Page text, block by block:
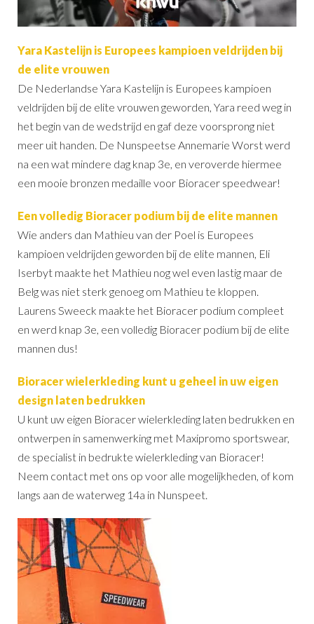
Yara Kastelijn is Europees kampioen veldrijden bij
de elite vrouwen
De Nederlandse Yara Kastelijn is Europees kampioen
veldrijden bij de elite vrouwen geworden, Yara reed weg in
het begin van de wedstrijd en gaf deze voorsprong niet
meer uit handen. De Nunspeetse Annemarie Worst werd
na een wat mindere dag knap 3e, en veroverde hiermee
een mooie bronzen medaille voor Bioracer speedwear!
Een volledig Bioracer podium bij de elite mannen
Wie anders dan Mathieu van der Poel is Europees
kampioen veldrijden geworden bij de elite mannen, Eli
Iserbyt maakte het Mathieu nog wel even lastig maar de
Belg was niet sterk genoeg om Mathieu te kloppen.
Laurens Sweeck maakte het Bioracer podium compleet
en werd knap 3e, een volledig Bioracer podium bij de elite
mannen dus!
Bioracer wielerkleding kunt u geheel in uw eigen
design laten bedrukken
U kunt uw eigen Bioracer wielerkleding laten bedrukken en
ontwerpen in samenwerking met Maxipromo sportswear,
de specialist in bedrukte wielerkleding van Bioracer!
Neem contact met ons op voor alle mogelijkheden, of kom
langs aan de waterweg 14a in Nunspeet.